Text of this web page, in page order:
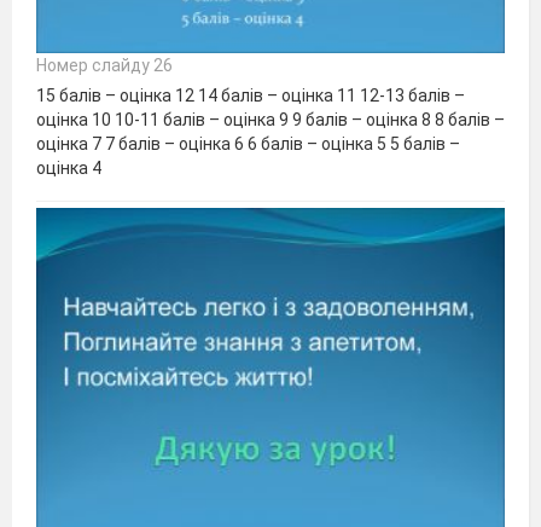
Номер слайду 26
15 балів – оцінка 12 14 балів – оцінка 11 12-13 балів –
оцінка 10 10-11 балів – оцінка 9 9 балів – оцінка 8 8 балів –
оцінка 7 7 балів – оцінка 6 6 балів – оцінка 5 5 балів –
оцінка 4